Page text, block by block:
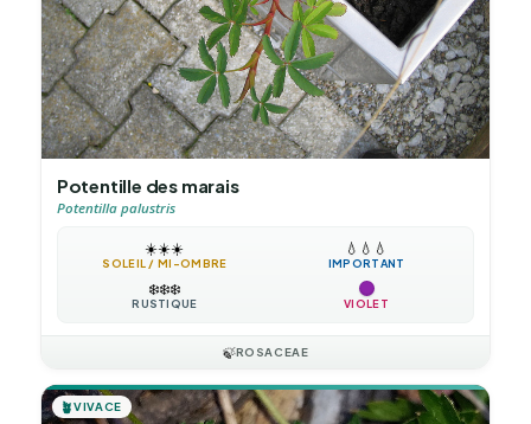
Potentille des marais
Potentilla palustris
☀️☀️☀️
SOLEIL / MI-OMBRE
💧 💧 💧
IMPORTANT
❄️❄️❄️
RUSTIQUE VIOLET
🍃ROSACEAE
🪴VIVACE